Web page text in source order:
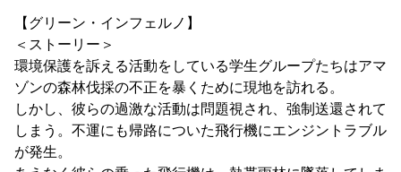
【グリーン・インフェルノ】
＜ストーリー＞
環境保護を訴える活動をしている学生グループたちはアマ
ゾンの森林伐採の不正を暴くために現地を訪れる。
しかし、彼らの過激な活動は問題視され、強制送還されて
しまう。不運にも帰路についた飛行機にエンジントラブル
が発生。